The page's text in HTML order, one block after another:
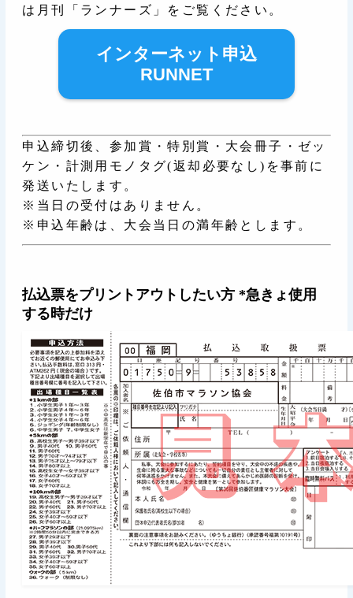
は月刊「ランナーズ」をご覧ください。
インターネット申込
RUNNET
申込締切後、参加賞・特別賞・大会冊子・ゼッ
ケン・計測用モノタグ(返却必要なし)を事前に
発送いたします。
※当日の受付はありません。
※申込年齢は、大会当日の満年齢とします。
払込票をプリントアウトしたい方 *急きょ使用
する時だけ